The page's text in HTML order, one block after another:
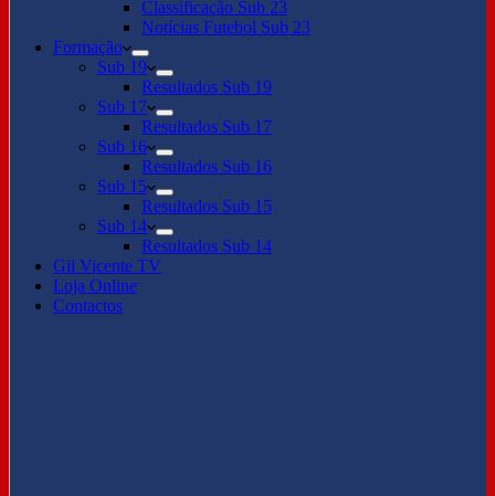
Classificação Sub 23
Notícias Futebol Sub 23
Formação
Sub 19
Resultados Sub 19
Sub 17
Resultados Sub 17
Sub 16
Resultados Sub 16
Sub 15
Resultados Sub 15
Sub 14
Resultados Sub 14
Gil Vicente TV
Loja Online
Contactos